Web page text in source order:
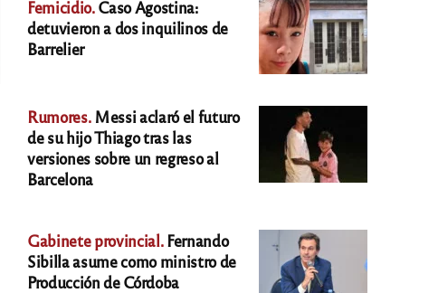
Femicidio.Caso Agostina:
detuvieron a dos inquilinos de
Barrelier
Rumores.Messi aclaró el futuro
de su hijo Thiago tras las
versiones sobre un regreso al
Barcelona
Gabinete provincial.Fernando
Sibilla asume como ministro de
Producción de Córdoba